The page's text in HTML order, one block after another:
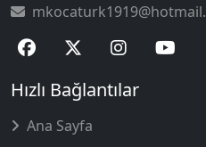
Hızlı Bağlantılar
Ana Sayfa